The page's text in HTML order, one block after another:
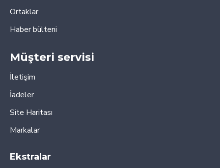
Ortaklar
Haber bülteni
Müşteri servisi
İletişim
İadeler
Site Haritası
Markalar
Ekstralar